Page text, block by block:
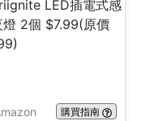
購買指南